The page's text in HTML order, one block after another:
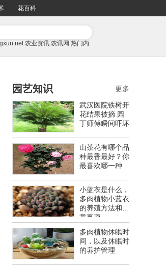
花百科
农业资讯 农讯网 热门内
园艺知识
武汉医院铁树开
花结果被摘 园
丁师傅瞬间吓坏
山茶花有哪个品
种最香最好？你
最喜欢哪一种
小蓝衣是什么，
多肉植物小蓝衣
的养殖方法和注
意事项
多肉植物休眠时
间，以及休眠时
的养护管理
更多